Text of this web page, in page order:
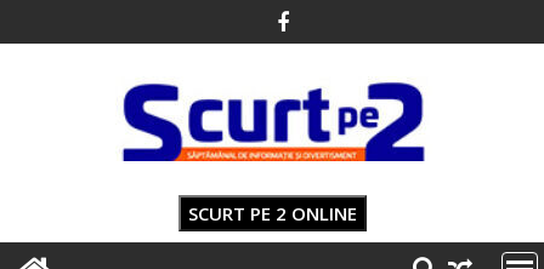
to
SCURT PE 2 ONLINE